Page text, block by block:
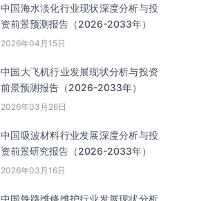
中国海水淡化行业现状深度分析与投
资前景预测报告（2026-2033年）
2026年04月15日
中国大飞机行业发展现状分析与投资
前景预测报告（2026-2033年）
2026年03月26日
中国吸波材料行业发展深度分析与投
资前景研究报告（2026-2033年）
2026年03月16日
中国铁路维修维护行业发展现状分析